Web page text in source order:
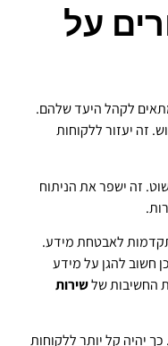
על
לקהל היעד שלהם.
זה יעזור ללקוחות
זה ישפר את הניתוח
לאבטחת מידע.
חשוב להגן על מידע
החשיבות שלשירות
יהיה קל יותר ללקוחות